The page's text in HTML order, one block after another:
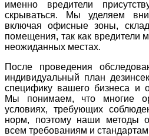
именно вредители
скрываться. Мы уделяем
включая офисные зоны,
помещения, так как вредители
неожиданных местах.
После проведения
индивидуальный план
специфику вашего бизнеса и
Мы понимаем, что многие
условиях, требующих
норм, поэтому наши методы
всем требованиям и